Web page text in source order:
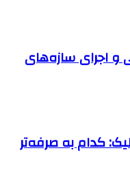
و اجرای سازه‌های
کدام به صرفه‌تر